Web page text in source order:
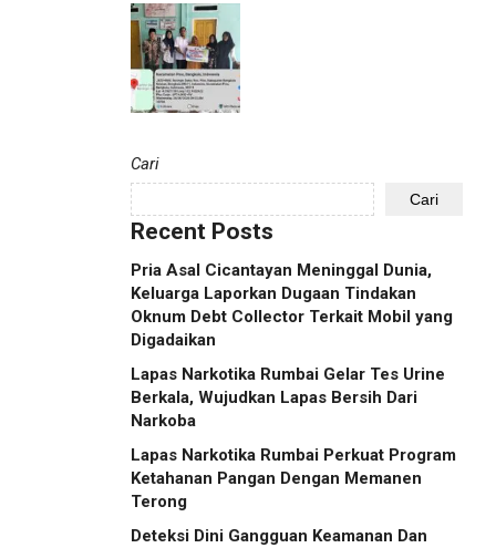
Cari
Cari
Recent Posts
Pria Asal Cicantayan Meninggal Dunia,
Keluarga Laporkan Dugaan Tindakan
Oknum Debt Collector Terkait Mobil yang
Digadaikan
Lapas Narkotika Rumbai Gelar Tes Urine
Berkala, Wujudkan Lapas Bersih Dari
Narkoba
Lapas Narkotika Rumbai Perkuat Program
Ketahanan Pangan Dengan Memanen
Terong
Deteksi Dini Gangguan Keamanan Dan